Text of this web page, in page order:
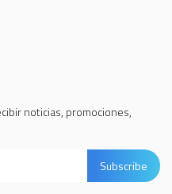
noticias, promociones,
Subscribe